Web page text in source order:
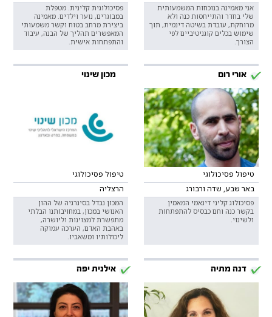
אני מאמינה בנוכחות המשמעותית
שלי בחדר והתייחסות כנה ולא
מרוחקת, עובדת בשיטה דינמית, תוך
שימוש בכלים קוגניטיביים לפי
הצורך.
פסיכולוגית קלינית. מטפלת
במבוגרים, נוער וילדים. מאמינה
ביצירת מרחב בטוח וקשר משמעותי
המאפשרים תהליך של הבנה, עיבוד
והתפתחות אישית.
אורי רום
טיפול פסיכולוגי
באר שבע, שדה ורבורג
פסיכולוג קליני דינאמי המאמין
בקשר כנה וחם כבסיס להתפתחות
ולשינוי.
מכון שינוי
טיפול פסיכולוגי
הרצליה
המכון נבדל בסינרגיה של ההון
האנושי במכון, במחויבותנו הבלתי
מתפשרת למצוינות וליושרה,
באהבת האדם, הערכה עמוקה
ליכולותיו ומשאביו.
דנה מתיה אילנית יפה